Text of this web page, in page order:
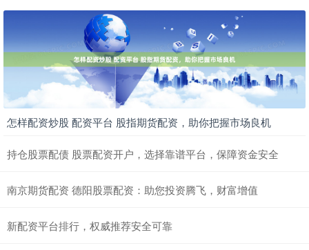
怎样配资炒股 配资平台 股指期货配资，助你把握市场良机
持仓股票配债 股票配资开户，选择靠谱平台，保障资金安全
南京期货配资 德阳股票配资：助您投资腾飞，财富增值
新配资平台排行，权威推荐安全可靠